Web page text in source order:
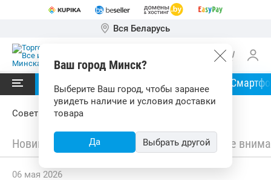
Вся Беларусь
Ваш город Минск?
Выберите Ваш город, чтобы заранее
увидеть наличие и условия доставки
товара
Да Выбрать другой
Читать в
Советы
Новинки Обзоры Советы Обратите
06 мая 2026